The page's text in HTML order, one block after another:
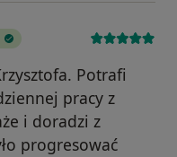
Potrafi
pracy z
i doradzi z
progresować